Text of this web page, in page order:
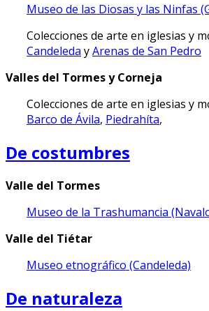
Museo de las Diosas y las Ninfas
Colecciones de arte en iglesias y
Candeleda yArenas de San Pedro
Valles del Tormes y Corneja
Colecciones de arte en iglesias y
Barco de Ávila, Piedrahíta,
De costumbres
Valle del Tormes
Museo de la Trashumancia
Valle del Tiétar
Museo etnográfico (Candeleda)
De naturaleza